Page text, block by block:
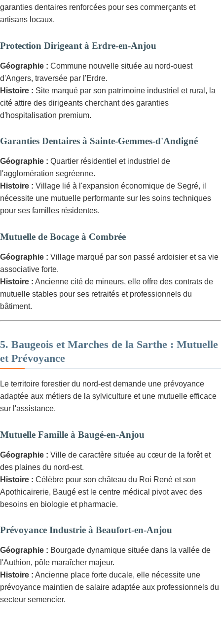
garanties dentaires renforcées pour ses commerçants et
artisans locaux.
Protection Dirigeant à Erdre-en-Anjou
Géographie : Commune nouvelle située au nord-ouest
d'Angers, traversée par l'Erdre.
Histoire : Site marqué par son patrimoine industriel et rural, la
cité attire des dirigeants cherchant des garanties
d'hospitalisation premium.
Garanties Dentaires à Sainte-Gemmes-d'Andigné
Géographie : Quartier résidentiel et industriel de
l'agglomération segréenne.
Histoire : Village lié à l'expansion économique de Segré, il
nécessite une mutuelle performante sur les soins techniques
pour ses familles résidentes.
Mutuelle de Bocage à Combrée
Géographie : Village marqué par son passé ardoisier et sa vie
associative forte.
Histoire : Ancienne cité de mineurs, elle offre des contrats de
mutuelle stables pour ses retraités et professionnels du
bâtiment.
5. Baugeois et Marches de la Sarthe : Mutuelle
et Prévoyance
Le territoire forestier du nord-est demande une prévoyance
adaptée aux métiers de la sylviculture et une mutuelle efficace
sur l'assistance.
Mutuelle Famille à Baugé-en-Anjou
Géographie : Ville de caractère située au cœur de la forêt et
des plaines du nord-est.
Histoire : Célèbre pour son château du Roi René et son
Apothicairerie, Baugé est le centre médical pivot avec des
besoins en biologie et pharmacie.
Prévoyance Industrie à Beaufort-en-Anjou
Géographie : Bourgade dynamique située dans la vallée de
l'Authion, pôle maraîcher majeur.
Histoire : Ancienne place forte ducale, elle nécessite une
prévoyance maintien de salaire adaptée aux professionnels du
secteur semencier.